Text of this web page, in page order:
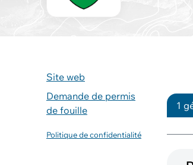
Site web
Demande de permis
de fouille
Politique de confidentialité
1